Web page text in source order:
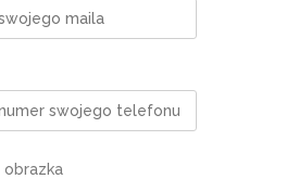
obrazka